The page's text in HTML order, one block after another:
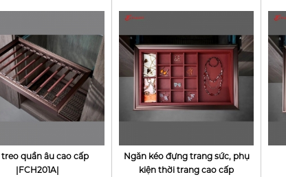
treo quần âu cao cấp
|FCH201A|
Ngăn kéo đựng trang sức, phụ
kiện thời trang cao cấp